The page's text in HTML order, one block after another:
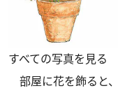
すべての写真を見る
部屋に花を飾ると